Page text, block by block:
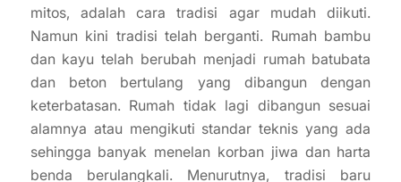
mitos, adalah cara tradisi agar mudah diikuti.
Namun kini tradisi telah berganti. Rumah bambu
dan kayu telah berubah menjadi rumah batubata
dan beton bertulang yang dibangun dengan
keterbatasan. Rumah tidak lagi dibangun sesuai
alamnya atau mengikuti standar teknis yang ada
sehingga banyak menelan korban jiwa dan harta
benda berulangkali. Menurutnya, tradisi baru